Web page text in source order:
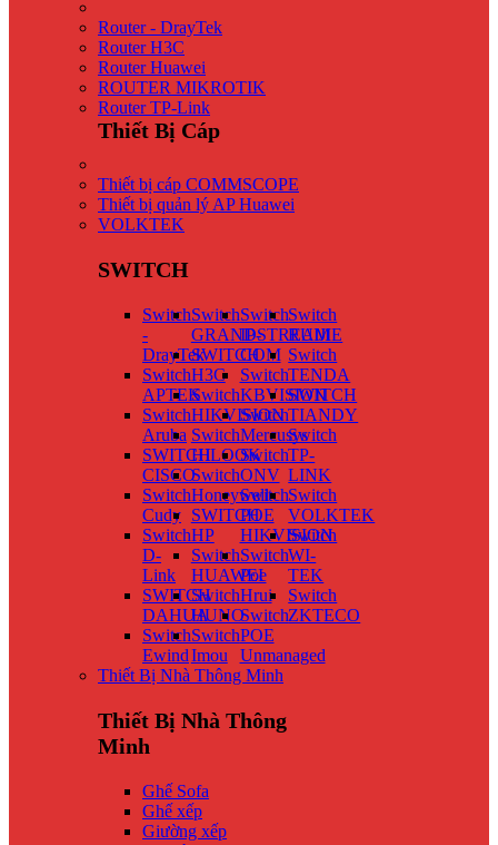
Router - DrayTek
Router H3C
Router Huawei
ROUTER MIKROTIK
Router TP-Link
Thiết Bị Cáp
Thiết bị cáp COMMSCOPE
Thiết bị quản lý AP Huawei
VOLKTEK
SWITCH
Switch
-
DrayTek
Switch
APTEK
Switch
Aruba
SWITCH
CISCO
Switch
Cudy
Switch
D-
Link
SWITCH
DAHUA
Switch
Ewind
Switch
GRANDSTREAM
SWITCH
H3C
Switch
HIKVISION
Switch
HILOOK
Switch
Honeywell
SWITCH
HP
Switch
HUAWEI
Switch
HUNO
Switch
Imou
Switch
IP-
COM
Switch
KBVISION
Switch
Mercusys
Switch
ONV
Switch
POE
HIKVISION
Switch
Poe
Hrui
Switch
POE
Unmanaged
Switch
RUIJIE
Switch
TENDA
SWITCH
TIANDY
Switch
TP-
LINK
Switch
VOLKTEK
Switch
WI-
TEK
Switch
ZKTECO
Thiết Bị Nhà Thông Minh
Thiết Bị Nhà Thông
Minh
Ghế Sofa
Ghế xếp
Giường xếp